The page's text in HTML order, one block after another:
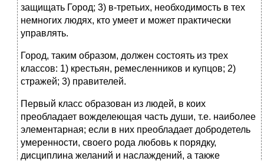
защищать Город; 3) в-третьих, необходимость в тех
немногих людях, кто умеет и может практически
управлять.
Город, таким образом, должен состоять из трех
классов: 1) крестьян, ремесленников и купцов; 2)
стражей; 3) правителей.
Первый класс образован из людей, в коих
преобладает вожделеющая часть души, т.е. наиболее
элементарная; если в них преобладает добродетель
умеренности, своего рода любовь к порядку,
дисциплина желаний и наслаждений, а также